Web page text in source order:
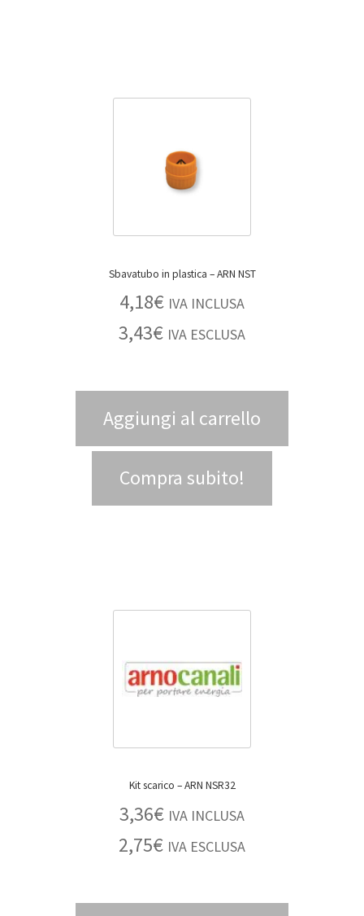
Sbavatubo in plastica – ARN NST
4,18€ IVA INCLUSA
3,43€ IVA ESCLUSA
Aggiungi al carrello
Compra subito!
Kit scarico – ARN NSR32
3,36€ IVA INCLUSA
2,75€ IVA ESCLUSA